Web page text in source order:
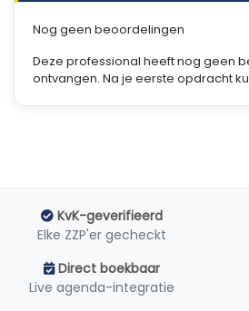
Nog geen beoordelingen
Deze professional heeft nog geen
ontvangen. Na je eerste opdracht
KvK-geverifieerd
Elke ZZP'er gecheckt
Direct boekbaar
Live agenda-integratie